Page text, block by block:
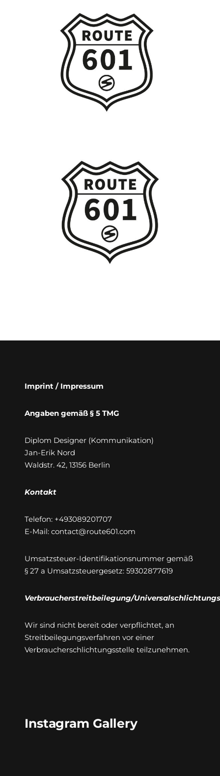
Imprint / Impressum
Angaben gemäß § 5 TMG
Diplom Designer (Kommunikation)
Jan-Erik Nord
Waldstr. 42, 13156 Berlin
Kontakt
Telefon: +493089201707
E-Mail: contact@route601.com
Umsatzsteuer-Identifikationsnummer gemäß
§ 27 a Umsatzsteuergesetz: 59302877619
Verbraucherstreitbeilegung/
Wir sind nicht bereit oder verpflichtet, an
Streitbeilegungsverfahren vor einer
Verbraucherschlichtungsstelle teilzunehmen.
Instagram Gallery